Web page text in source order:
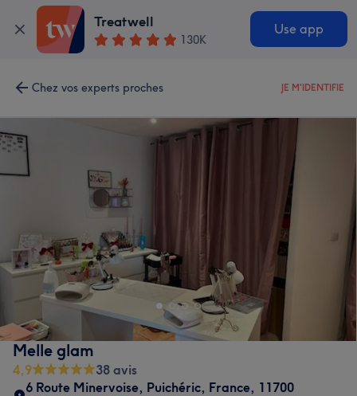
Treatwell
130K
Use app
Chez vos experts proches JE M'IDENTIFIE
Melle glam
4,9
38 avis
6 Route Minervoise, Puichéric, France, 11700